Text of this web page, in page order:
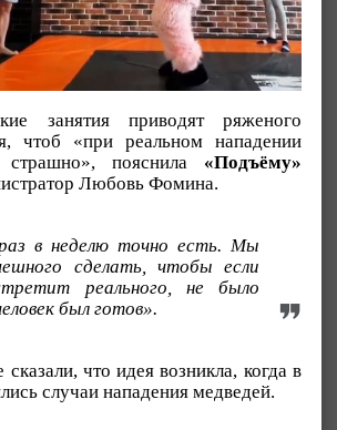
занятия приводят ряженого
чтоб «при реальном нападении
пояснила «Подъёму»
Любовь Фомина.
в неделю точно есть. Мы
сделать, чтобы если
реального, не было
был готов».
что идея возникла, когда в
случаи нападения медведей.